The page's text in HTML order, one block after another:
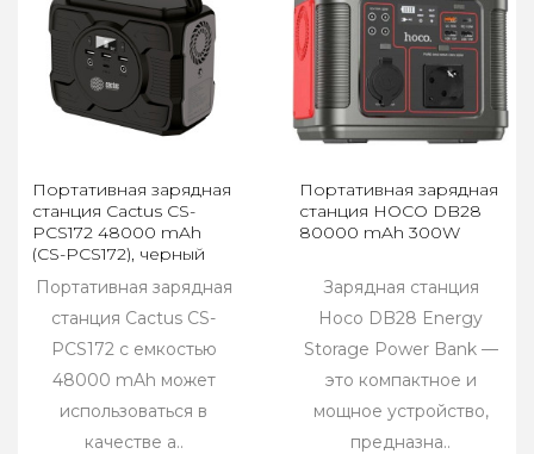
Портативная зарядная
станция Cactus CS-
PCS172 48000 mAh
(CS-PCS172), черный
Портативная зарядная
станция Cactus CS-
PCS172 с емкостью
48000 mAh может
использоваться в
качестве а..
Портативная зарядная
станция HOCO DB28
80000 mAh 300W
Зарядная станция
Hoco DB28 Energy
Storage Power Bank —
это компактное и
мощное устройство,
предназна..